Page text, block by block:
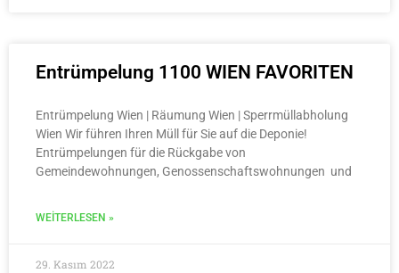
Entrümpelung 1100 WIEN FAVORITEN
Entrümpelung Wien | Räumung Wien | Sperrmüllabholung
Wien Wir führen Ihren Müll für Sie auf die Deponie!
Entrümpelungen für die Rückgabe von
Gemeindewohnungen, Genossenschaftswohnungen und
WEITERLESEN »
29. Kasım 2022